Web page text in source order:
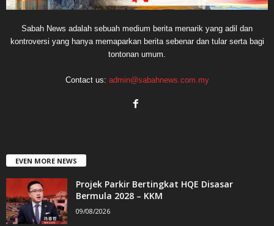
Sabah News adalah sebuah medium berita menarik yang adil dan
kontroversi yang hanya memaparkan berita sebenar dan tular serta bagi
tontonan umum.
Contact us: admin@sabahnews.com.my
EVEN MORE NEWS
Projek Parkir Bertingkat HQE Disasar
Bermula 2028 – KKM
09/08/2026